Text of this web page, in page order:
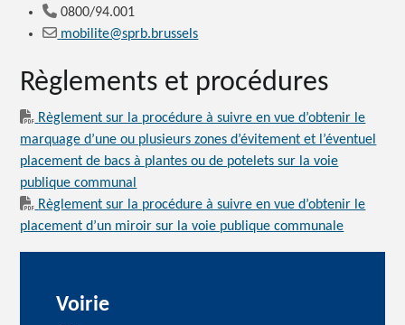
0800/94.001
mobilite@sprb.brussels
Règlements et procédures
Règlement sur la procédure à suivre en vue d’obtenir le
marquage d’une ou plusieurs zones d’évitement et l’éventuel
placement de bacs à plantes ou de potelets sur la voie
publique communal
Règlement sur la procédure à suivre en vue d’obtenir le
placement d’un miroir sur la voie publique communale
Voirie